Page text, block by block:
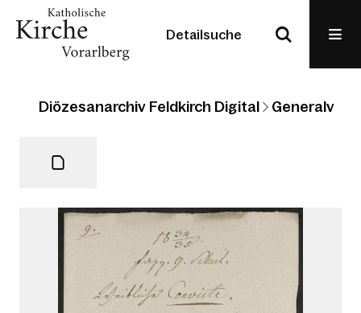
Detailsuche
Diözesanarchiv Feldkirch Digital